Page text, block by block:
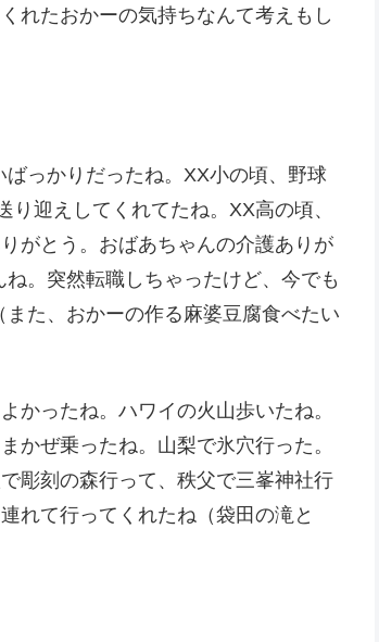
れたおかーの気持ちなんて考えもし
っかりだったね。XX小の頃、 野球
迎えしてくれてたね。XX高の頃、
がとう。おばあちゃんの介護ありが
。 突然転職しちゃったけど、今でも
た、 おかーの作る麻婆豆腐食べたい
かったね。ハワイの火山歩いたね。
かぜ乗ったね。山梨で氷穴行った。
彫刻の森行って、 秩父で三峯神社行
れて行ってくれたね（袋田の滝と